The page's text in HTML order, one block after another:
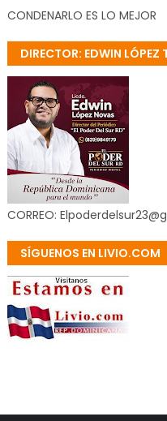
CONDENARLO ES LO MEJOR
DIRECTOR: EDWIN
CORREO:
SÍGUENOS EN LIVIO.COM